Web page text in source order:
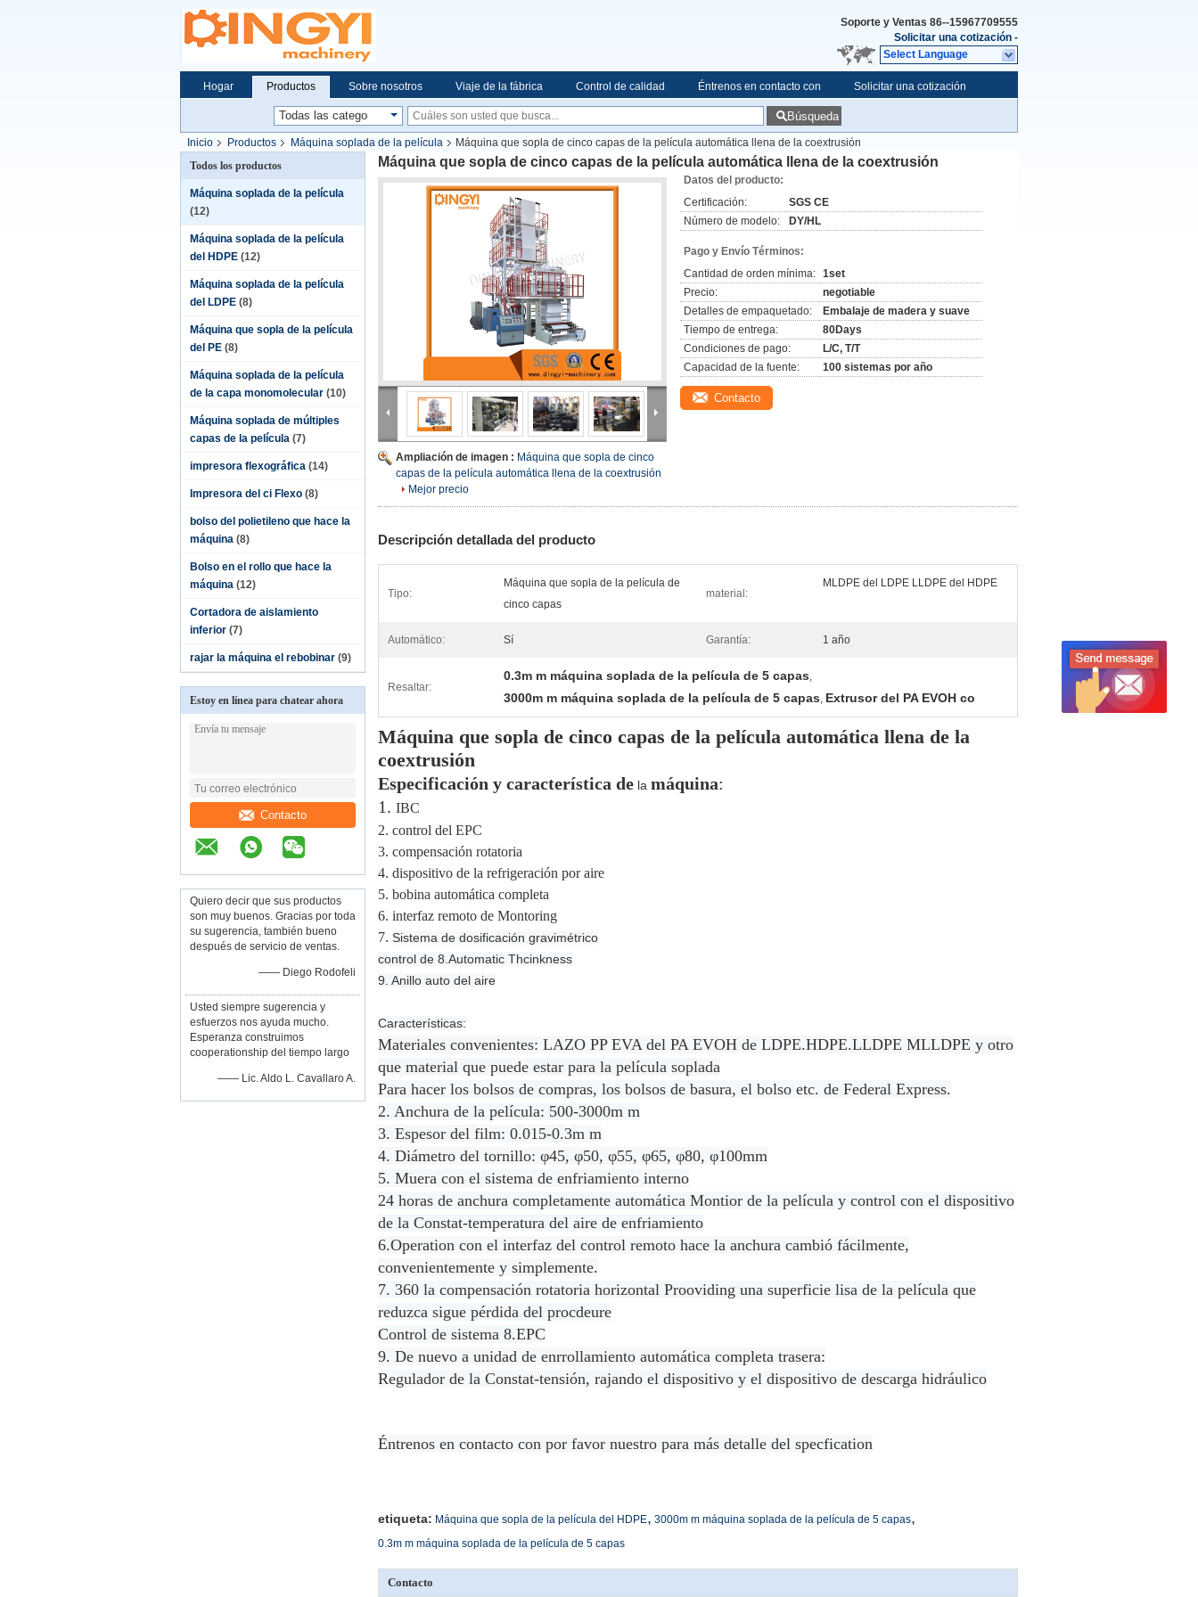
Soporte y Ventas 86--15967709555
Solicitar una cotización -
Select Language
Hogar Productos Sobre nosotros Viaje de la fábrica Control de calidad Éntrenos en contacto con Solicitar una cotización
Búsqueda
Inicio Productos Máquina soplada de la película
Máquina que sopla de cinco capas de la película automática llena de la coextrusión
Todos los productos
Máquina soplada de la película
(12)
Máquina soplada de la película
del HDPE (12)
Máquina soplada de la película
del LDPE (8)
Máquina que sopla de la película
del PE (8)
Máquina soplada de la película
de la capa monomolecular (10)
Máquina soplada de múltiples
capas de la película (7)
impresora flexográfica (14)
Impresora del ci Flexo (8)
bolso del polietileno que hace la
máquina (8)
Bolso en el rollo que hace la
máquina (12)
Cortadora de aislamiento
inferior (7)
rajar la máquina el rebobinar (9)
Estoy en línea para chatear ahora
Contacto
Quiero decir que sus productos
son muy buenos. Gracias por toda
su sugerencia, también bueno
después de servicio de ventas.
—— Diego Rodofeli
Usted siempre sugerencia y
esfuerzos nos ayuda mucho.
Esperanza construimos
cooperationship del tiempo largo
—— Lic. Aldo L. Cavallaro A.
Máquina que sopla de cinco capas de la película automática llena de la coextrusión
Ampliación de imagen : Máquina que sopla de cinco
capas de la película automática llena de la coextrusión
Mejor precio
Datos del producto:
Certificación:
SGS CE
Número de modelo:
DY/HL
Pago y Envío Términos:
Cantidad de orden mínima: 1set
Precio:
negotiable
Detalles de empaquetado:
Embalaje de madera y suave
Tiempo de entrega:
80Days
Condiciones de pago:
L/C, T/T
Capacidad de la fuente:
100 sistemas por año
Contacto
Descripción detallada del producto
Tipo:
Máquina que sopla de la película de
cinco capas
material:
MLDPE del LDPE LLDPE del HDPE
Automático: Sí Garantía: 1 año
Resaltar:
0.3m m máquina soplada de la película de 5 capas,
3000m m máquina soplada de la película de 5 capas, Extrusor del PA EVOH co
Máquina que sopla de cinco capas de la película automática llena de la
coextrusión
Especificación y característica de la máquina:
1. IBC
2. control del EPC
3. compensación rotatoria
4. dispositivo de la refrigeración por aire
5. bobina automática completa
6. interfaz remoto de Montoring
7. Sistema de dosificación gravimétrico
control de 8.Automatic Thcinkness
9. Anillo auto del aire
Características:
Materiales convenientes: LAZO PP EVA del PA EVOH de LDPE.HDPE.LLDPE MLLDPE y otro
que material que puede estar para la película soplada
Para hacer los bolsos de compras, los bolsos de basura, el bolso etc. de Federal Express.
2. Anchura de la película: 500-3000m m
3. Espesor del film: 0.015-0.3m m
4. Diámetro del tornillo: φ45, φ50, φ55, φ65, φ80, φ100mm
5. Muera con el sistema de enfriamiento interno
24 horas de anchura completamente automática Montior de la película y control con el dispositivo
de la Constat-temperatura del aire de enfriamiento
6.Operation con el interfaz del control remoto hace la anchura cambió fácilmente,
convenientemente y simplemente.
7. 360 la compensación rotatoria horizontal Prooviding una superficie lisa de la película que
reduzca sigue pérdida del procdeure
Control de sistema 8.EPC
9. De nuevo a unidad de enrrollamiento automática completa trasera:
Regulador de la Constat-tensión, rajando el dispositivo y el dispositivo de descarga hidráulico
Éntrenos en contacto con por favor nuestro para más detalle del specfication
etiqueta: Máquina que sopla de la película del HDPE, 3000m m máquina soplada de la película de 5 capas,
0.3m m máquina soplada de la película de 5 capas
Contacto